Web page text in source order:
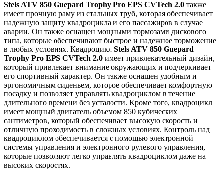
Stels ATV 850 Guepard Trophy Pro EPS CVTech 2.0 также
имеет прочную раму из стальных труб, которая обеспечивает
надежную защиту квадроцикла и его пассажиров в случае
аварии. Он также оснащен мощными тормозами дискового
типа, которые обеспечивают быстрое и надежное торможение
в любых условиях. Квадроцикл Stels ATV 850 Guepard
Trophy Pro EPS CVTech 2.0 имеет привлекательный дизайн,
который привлекает внимание окружающих и подчеркивает
его спортивный характер. Он также оснащен удобным и
эргономичным сиденьем, которое обеспечивает комфортную
посадку и позволяет управлять квадроциклом в течение
длительного времени без усталости. Кроме того, квадроцикл
имеет мощный двигатель объемом 850 кубических
сантиметров, который обеспечивает высокую скорость и
отличную проходимость в сложных условиях. Контроль над
квадроциклом обеспечивается с помощью электронной
системы управления и электронного рулевого управления,
которые позволяют легко управлять квадроциклом даже на
высоких скоростях.